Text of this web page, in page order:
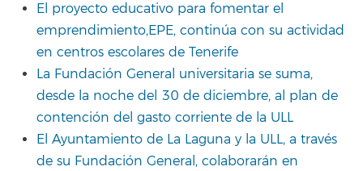
El proyecto educativo para fomentar el
emprendimiento,EPE, continúa con su actividad
en centros escolares de Tenerife
La Fundación General universitaria se suma,
desde la noche del 30 de diciembre, al plan de
contención del gasto corriente de la ULL
El Ayuntamiento de La Laguna y la ULL, a través
de su Fundación General, colaborarán en